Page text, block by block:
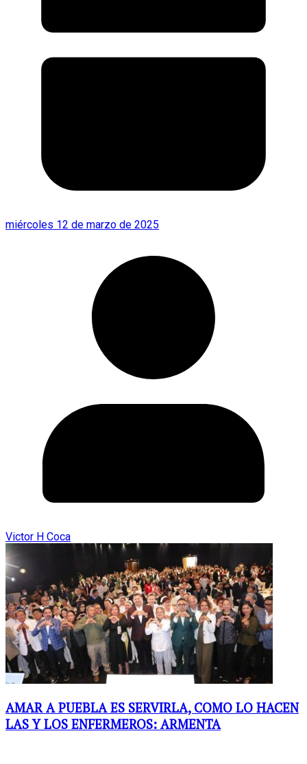
miércoles 12 de marzo de 2025
Victor H Coca
AMAR A PUEBLA ES SERVIRLA, COMO LO HACEN
LAS Y LOS ENFERMEROS: ARMENTA